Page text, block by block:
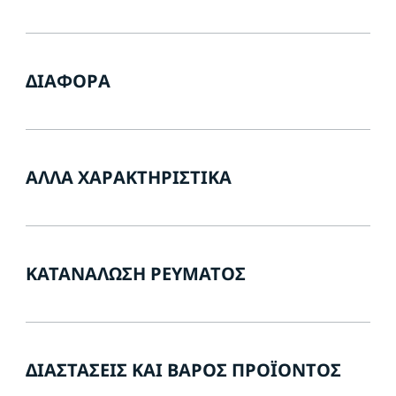
ΔΙΆΦΟΡΑ
ΆΛΛΑ ΧΑΡΑΚΤΗΡΙΣΤΙΚΆ
ΚΑΤΑΝΆΛΩΣΗ ΡΕΎΜΑΤΟΣ
ΔΙΑΣΤΆΣΕΙΣ ΚΑΙ ΒΆΡΟΣ ΠΡΟΪΌΝΤΟΣ